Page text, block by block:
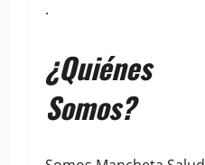
.
¿Quiénes
Somos?